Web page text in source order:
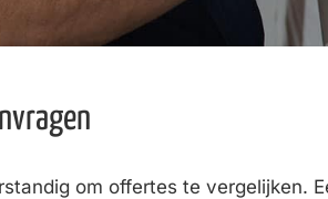
om offertes te vergelijken.